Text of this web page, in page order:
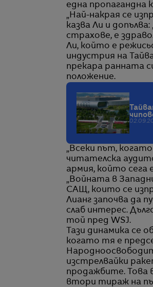
една пропагандна
„Най-накрая се
казва Ли и
страхове, е
Ли, който е
индустрия на
прекара ранната
положение.
„Всеки път,
читателска
армия, който сега
„Войната в
САЩ, които се
Лианг започва да
слаб интерес.
той пред WSJ.
Тази динамика се
когато тя е
изстрелвайки
продажбите. Това
втори тираж на